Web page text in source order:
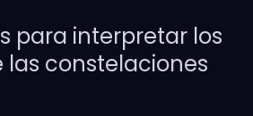
para interpretar los
las constelaciones